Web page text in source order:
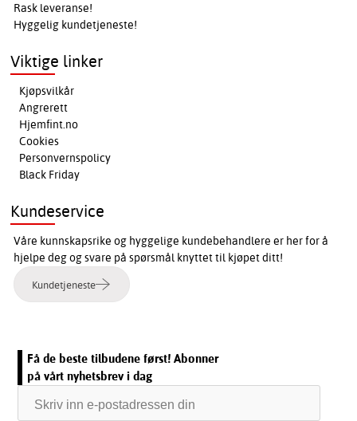
Rask leveranse!
Hyggelig kundetjeneste!
Viktige linker
Kjøpsvilkår
Angrerett
Hjemfint.no
Cookies
Personvernspolicy
Black Friday
Kundeservice
Våre kunnskapsrike og hyggelige kundebehandlere er her for å
hjelpe deg og svare på spørsmål knyttet til kjøpet ditt!
Kundetjeneste
Få de beste tilbudene først! Abonner
på vårt nyhetsbrev i dag